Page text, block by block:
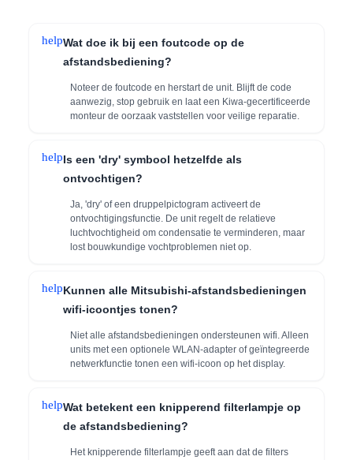
helpWat doe ik bij een foutcode op de
afstandsbediening?
Noteer de foutcode en herstart de unit. Blijft de code
aanwezig, stop gebruik en laat een Kiwa-gecertificeerde
monteur de oorzaak vaststellen voor veilige reparatie.
helpIs een 'dry' symbool hetzelfde als
ontvochtigen?
Ja, 'dry' of een druppelpictogram activeert de
ontvochtigingsfunctie. De unit regelt de relatieve
luchtvochtigheid om condensatie te verminderen, maar
lost bouwkundige vochtproblemen niet op.
helpKunnen alle Mitsubishi-afstandsbedieningen
wifi-icoontjes tonen?
Niet alle afstandsbedieningen ondersteunen wifi. Alleen
units met een optionele WLAN-adapter of geïntegreerde
netwerkfunctie tonen een wifi-icoon op het display.
helpWat betekent een knipperend filterlampje op
de afstandsbediening?
Het knipperende filterlampje geeft aan dat de filters